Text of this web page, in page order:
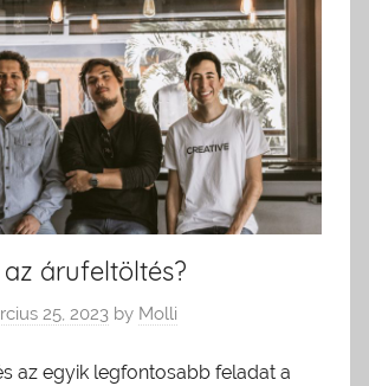
árufeltöltés?
25, 2023 by Molli
az egyik legfontosabb feladat a